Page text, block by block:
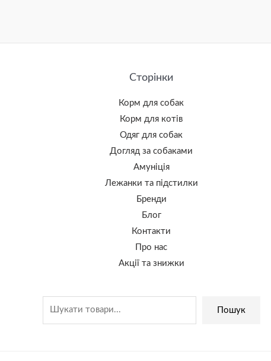
Сторінки
Корм для собак
Корм для котів
Одяг для собак
Догляд за собаками
Амуніція
Лежанки та підстилки
Бренди
Блог
Контакти
Про нас
Акції та знижки
Пошук